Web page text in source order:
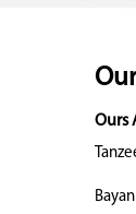
Ours